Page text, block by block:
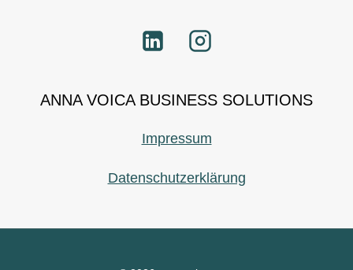
ANNA VOICA BUSINESS SOLUTIONS
Impressum
Datenschutzerklärung